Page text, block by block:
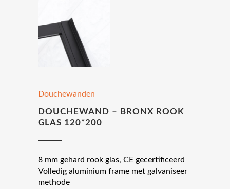
Douchewanden
DOUCHEWAND – BRONX ROOK
GLAS 120*200
8 mm gehard rook glas, CE gecertificeerd
Volledig aluminium frame met galvaniseer
methode